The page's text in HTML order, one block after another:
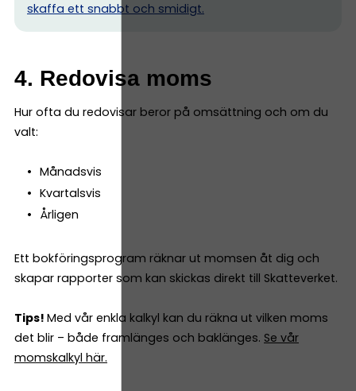
skaffa ett snabbt och smidigt.
4. Redovisa moms
Hur ofta du redovisar beror på omsättning och om du
valt:
Månadsvis
Kvartalsvis
Årligen
Ett bokföringsprogram räknar ut momsen åt dig och
skapar rapporter som kan skickas direkt till Skatteverket.
Tips! Med vår enkla kalkyl kan du räkna ut vilken moms
det blir – både framlänges och baklänges. Se vår
momskalkyl här.